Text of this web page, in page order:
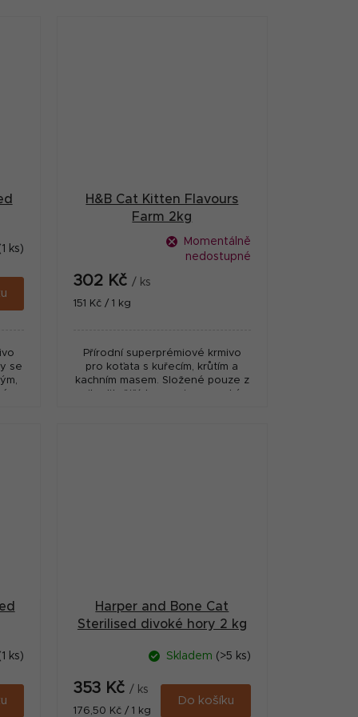
ks)
se
s
H&B Cat Kitten Flavours
Farm 2kg
Momentálně
nedostupné
302 Kč / ks
Měrná
151 Kč / 1 kg
Přírodní superprémiové krmivo
pro koťata s kuřecím, krůtím a
kachním masem. Složené pouze z
nejkvalitnějších surovin s vysokým
ks)
Harper and Bone Cat
Sterilised divoké hory 2 kg
Skladem (>5 ks)
353 Kč / ks
Měrná
176,50 Kč / 1 kg
Do košíku